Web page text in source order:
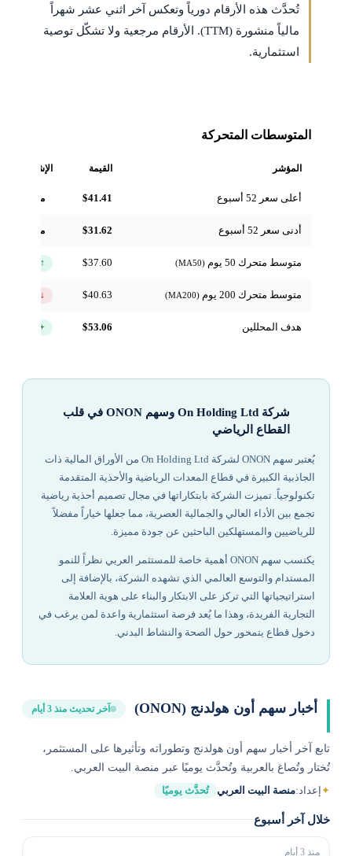
تُحدَّث هذه الأرقام دورياً وتعكس آخر اثني عشر شهراً
مالياً منشورة (TTM). الأرقام مرجعية ولا تشكّل توصية
استثمارية.
المتوسطات المتحركة
المؤشر القيمة الإشارة
أعلى سعر 52 أسبوع $41.41 مرجعي
أدنى سعر 52 أسبوع $31.62 مرجعي
متوسط متحرك 50 يوم $37.60 ↑ فوق
متوسط متحرك 200 يوم $40.63 ↓ تحت
هدف المحللين $53.06
+40.9%
شركة On Holding Ltd وسهم ONON في قلب
القطاع الرياضي
يُعتبر سهم ONON لشركة On Holding Ltd من الأوراق المالية ذات
الجاذبية الكبيرة في قطاع المعدات الرياضية والأحذية المتقدمة
تكنولوجياً. تميزت الشركة بابتكاراتها في مجال تصميم أحذية رياضية
تجمع بين الأداء العالي والجمالية العصرية، مما جعلها خياراً مفضلاً
للرياضيين والمستهلكين الباحثين عن جودة مميزة.
يكتسب سهم ONON أهمية خاصة للمستثمر العربي نظراً للنمو
المستدام والتوسع العالمي الذي تشهده الشركة، بالإضافة إلى
استراتيجياتها التي تركز على الابتكار والبناء على هوية العلامة
التجارية الفريدة، وهذا ما يُعد فرصة استثمارية واعدة لمن يرغب في
دخول قطاع يتمحور حول الصحة والنشاط البدني.
أخبار سهم أون هولدنج (ONON) آخر تحديث منذ 3 أيام
تابع آخر أخبار سهم أون هولدنج وتطوراته وتأثيرها على المستثمر،
تُختار وتُصاغ بالعربية وتُحدَّث يوميًا عبر منصة البيت العربي.
✦إعداد: منصة البيت العربي تُحدَّث يوميًا
خلال آخر أسبوع
منذ 3 أيام